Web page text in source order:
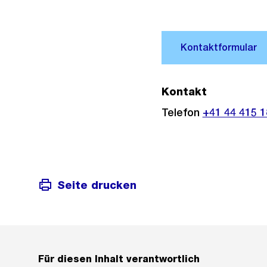
Kontakt
Telefon +41 44 415
Seite drucken
Für diesen Inhalt verantwortlich